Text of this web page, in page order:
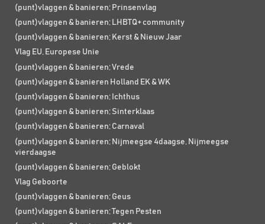
(punt)vlaggen & banieren; Prinsenvlag
(punt)vlaggen & banieren; LHBTQ+ community
(punt)vlaggen & banieren; Kerst & Nieuw Jaar
Vlag EU, Europese Unie
(punt)vlaggen & banieren; Vrede
(punt)vlaggen & banieren Holland EK & WK
(punt)vlaggen & banieren; Ichthus
(punt)vlaggen & banieren; Sinterklaas
(punt)vlaggen & banieren; Carnaval
(punt)vlaggen & banieren; Nijmeegse 4daagse, Nijmeegse
vierdaagse
(punt)vlaggen & banieren; Geblokt
Vlag Geboorte
(punt)vlaggen & banieren; Geus
(punt)vlaggen & banieren; Tegen Pesten